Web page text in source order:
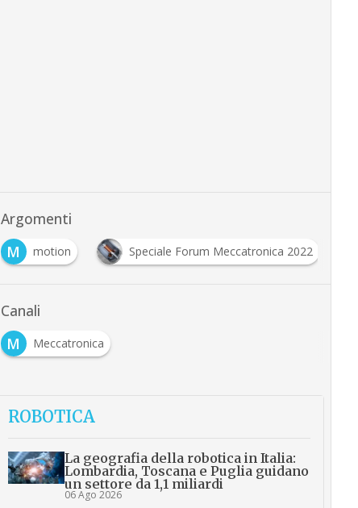
Argomenti
M motion Speciale Forum Meccatronica 2022
Canali
M
Meccatronica
ROBOTICA
La geografia della robotica in Italia:
Lombardia, Toscana e Puglia guidano
un settore da 1,1 miliardi
06 Ago 2026